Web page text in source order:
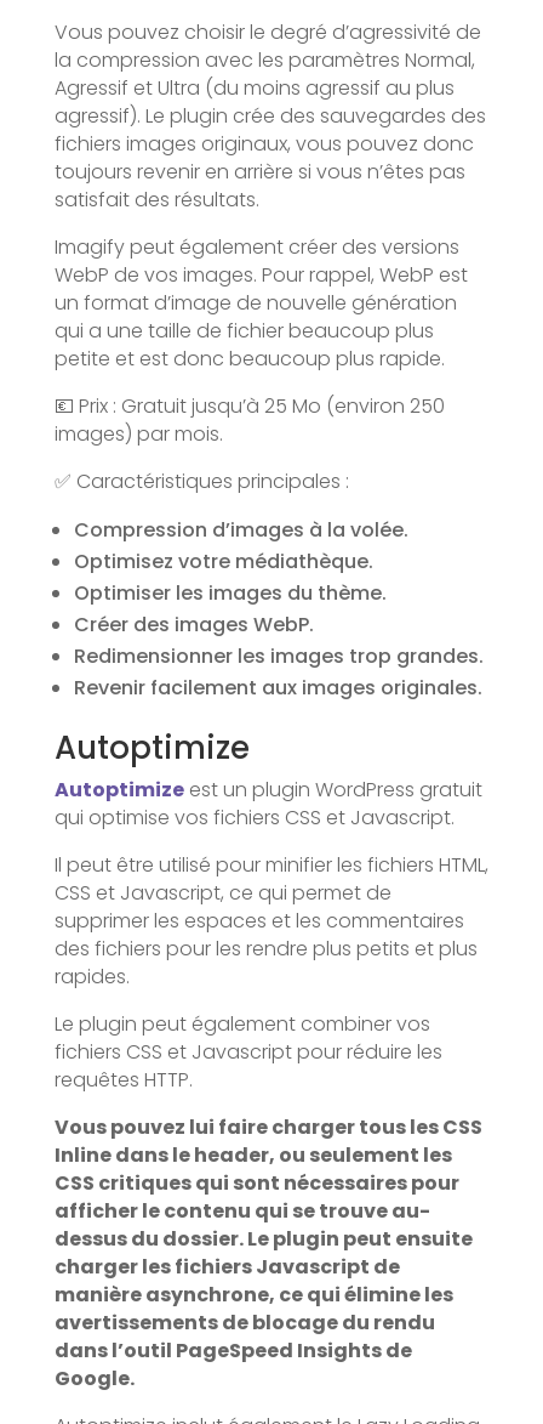
Vous pouvez choisir le degré d’agressivité de
la compression avec les paramètres Normal,
Agressif et Ultra (du moins agressif au plus
agressif). Le plugin crée des sauvegardes des
fichiers images originaux, vous pouvez donc
toujours revenir en arrière si vous n’êtes pas
satisfait des résultats.
Imagify peut également créer des versions
WebP de vos images. Pour rappel, WebP est
un format d’image de nouvelle génération
qui a une taille de fichier beaucoup plus
petite et est donc beaucoup plus rapide.
💶 Prix : Gratuit jusqu’à 25 Mo (environ 250
images) par mois.
✅ Caractéristiques principales :
Compression d’images à la volée.
Optimisez votre médiathèque.
Optimiser les images du thème.
Créer des images WebP.
Redimensionner les images trop grandes.
Revenir facilement aux images originales.
Autoptimize
Autoptimizeest un plugin WordPress gratuit
qui optimise vos fichiers CSS et Javascript.
Il peut être utilisé pour minifier les fichiers HTML,
CSS et Javascript, ce qui permet de
supprimer les espaces et les commentaires
des fichiers pour les rendre plus petits et plus
rapides.
Le plugin peut également combiner vos
fichiers CSS et Javascript pour réduire les
requêtes HTTP.
Vous pouvez lui faire charger tous les CSS
Inline dans le header, ou seulement les
CSS critiques qui sont nécessaires pour
afficher le contenu qui se trouve au-
dessus du dossier. Le plugin peut ensuite
charger les fichiers Javascript de
manière asynchrone, ce qui élimine les
avertissements de blocage du rendu
dans l’outil PageSpeed Insights de
Google.